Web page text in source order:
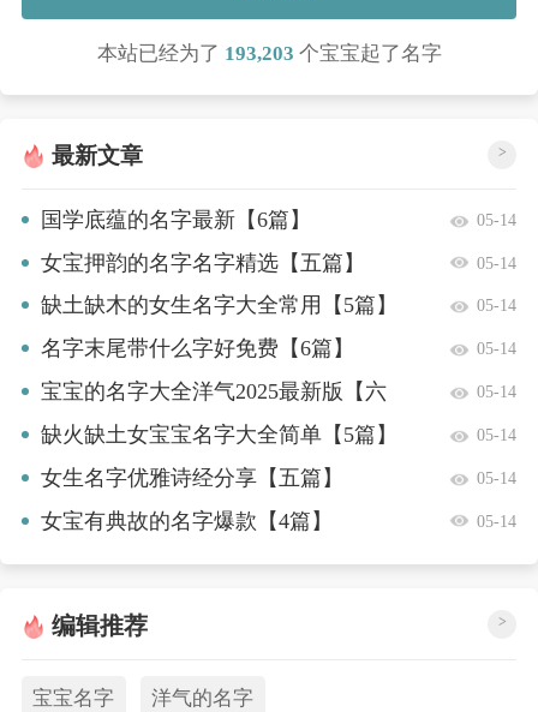
本站已经为了 193,203 个宝宝起了名字
最新文章 >
国学底蕴的名字最新【6篇】 05-14
女宝押韵的名字名字精选【五篇】 05-14
缺土缺木的女生名字大全常用【5篇】 05-14
名字末尾带什么字好免费【6篇】 05-14
宝宝的名字大全洋气2025最新版【六
篇】
05-14
缺火缺土女宝宝名字大全简单【5篇】 05-14
女生名字优雅诗经分享【五篇】 05-14
女宝有典故的名字爆款【4篇】 05-14
编辑推荐 >
宝宝名字 洋气的名字